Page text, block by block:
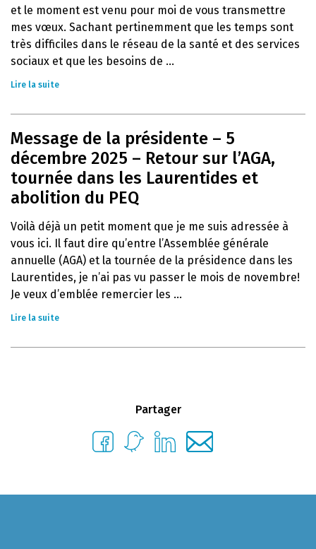
et le moment est venu pour moi de vous transmettre
mes vœux. Sachant pertinemment que les temps sont
très difficiles dans le réseau de la santé et des services
sociaux et que les besoins de ...
Lire la suite
Message de la présidente – 5
décembre 2025 – Retour sur l’AGA,
tournée dans les Laurentides et
abolition du PEQ
Voilà déjà un petit moment que je me suis adressée à
vous ici. Il faut dire qu’entre l’Assemblée générale
annuelle (AGA) et la tournée de la présidence dans les
Laurentides, je n’ai pas vu passer le mois de novembre!
Je veux d’emblée remercier les ...
Lire la suite
Partager